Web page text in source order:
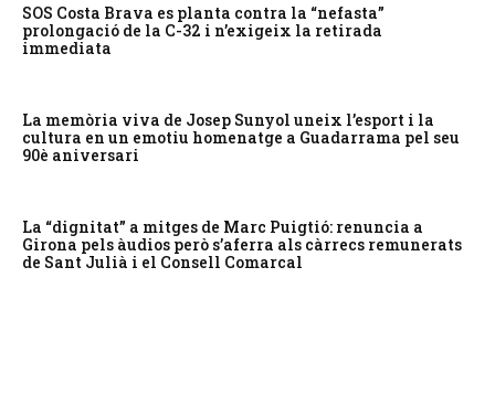
SOS Costa Brava es planta contra la “nefasta”
prolongació de la C-32 i n’exigeix la retirada
immediata
La memòria viva de Josep Sunyol uneix l’esport i la
cultura en un emotiu homenatge a Guadarrama pel seu
90è aniversari
La “dignitat” a mitges de Marc Puigtió: renuncia a
Girona pels àudios però s’aferra als càrrecs remunerats
de Sant Julià i el Consell Comarcal